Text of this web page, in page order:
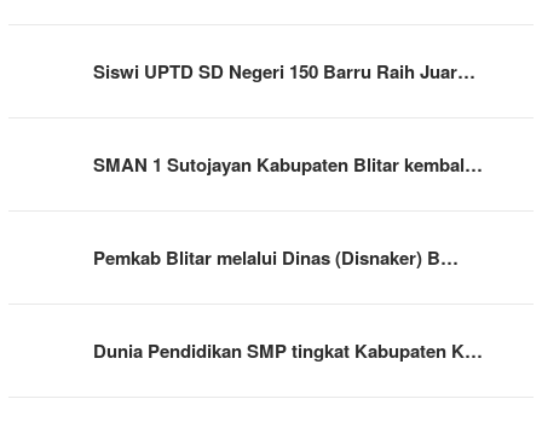
Siswi UPTD SD Negeri 150 Barru Raih Juar…
SMAN 1 Sutojayan Kabupaten Blitar kembal…
Pemkab Blitar melalui Dinas (Disnaker) B…
Dunia Pendidikan SMP tingkat Kabupaten K…